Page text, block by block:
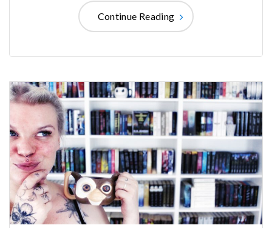
Continue Reading